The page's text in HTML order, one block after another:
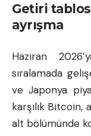
Getiri
ayrışma
Haziran
sıralamada
ve Japonya
karşılık Bitcoin,
alt bölümünde